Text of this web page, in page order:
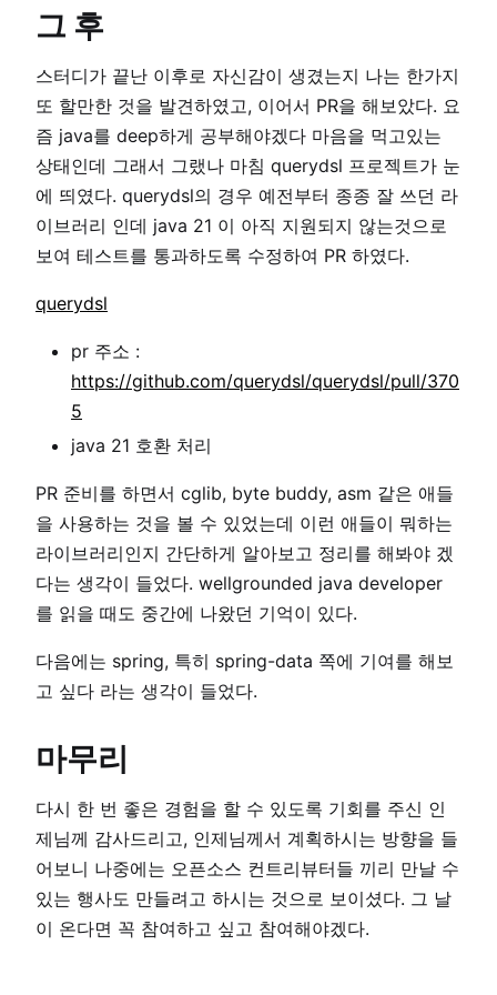
그 후
스터디가 끝난 이후로 자신감이 생겼는지 나는 한가지
또 할만한 것을 발견하였고, 이어서 PR을 해보았다. 요
즘 java를 deep하게 공부해야겠다 마음을 먹고있는
상태인데 그래서 그랬나 마침 querydsl 프로젝트가 눈
에 띄였다. querydsl의 경우 예전부터 종종 잘 쓰던 라
이브러리 인데 java 21 이 아직 지원되지 않는것으로
보여 테스트를 통과하도록 수정하여 PR 하였다.
querydsl
pr 주소 :
https://github.com/querydsl/querydsl/pull/370
5
java 21 호환 처리
PR 준비를 하면서 cglib, byte buddy, asm 같은 애들
을 사용하는 것을 볼 수 있었는데 이런 애들이 뭐하는
라이브러리인지 간단하게 알아보고 정리를 해봐야 겠
다는 생각이 들었다. wellgrounded java developer
를 읽을 때도 중간에 나왔던 기억이 있다.
다음에는 spring, 특히 spring-data 쪽에 기여를 해보
고 싶다 라는 생각이 들었다.
마무리
다시 한 번 좋은 경험을 할 수 있도록 기회를 주신 인
제님께 감사드리고, 인제님께서 계획하시는 방향을 들
어보니 나중에는 오픈소스 컨트리뷰터들 끼리 만날 수
있는 행사도 만들려고 하시는 것으로 보이셨다. 그 날
이 온다면 꼭 참여하고 싶고 참여해야겠다.